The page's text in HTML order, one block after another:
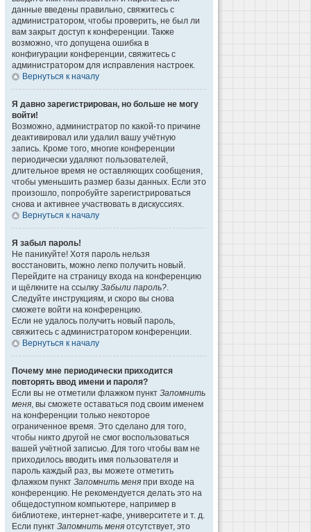
данные введены правильно, свяжитесь с
администратором, чтобы проверить, не был ли
вам закрыт доступ к конференции. Также
возможно, что допущена ошибка в
конфигурации конференции, свяжитесь с
администратором для исправления настроек.
Вернуться к началу
Я давно зарегистрирован, но больше не могу
войти!
Возможно, администратор по какой-то причине
деактивировал или удалил вашу учётную
запись. Кроме того, многие конференции
периодически удаляют пользователей,
длительное время не оставляющих сообщения,
чтобы уменьшить размер базы данных. Если это
произошло, попробуйте зарегистрироваться
снова и активнее участвовать в дискуссиях.
Вернуться к началу
Я забыл пароль!
Не паникуйте! Хотя пароль нельзя
восстановить, можно легко получить новый.
Перейдите на страницу входа на конференцию
и щёлкните на ссылку Забыли пароль?.
Следуйте инструкциям, и скоро вы снова
сможете войти на конференцию.
Если не удалось получить новый пароль,
свяжитесь с администратором конференции.
Вернуться к началу
Почему мне периодически приходится
повторять ввод имени и пароля?
Если вы не отметили флажком пункт Запомнить
меня, вы сможете оставаться под своим именем
на конференции только некоторое
ограниченное время. Это сделано для того,
чтобы никто другой не смог воспользоваться
вашей учётной записью. Для того чтобы вам не
приходилось вводить имя пользователя и
пароль каждый раз, вы можете отметить
флажком пункт Запомнить меня при входе на
конференцию. Не рекомендуется делать это на
общедоступном компьютере, например в
библиотеке, интернет-кафе, университете и т. д.
Если пункт Запомнить меня отсутствует, это